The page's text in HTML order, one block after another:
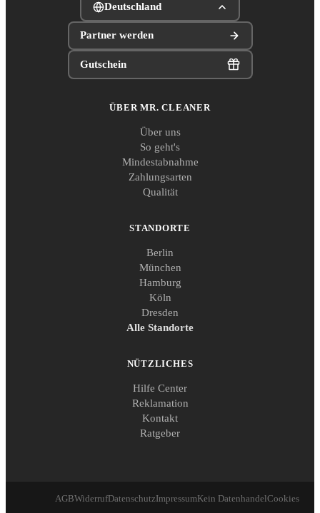
Deutschland
Partner werden
Gutschein
ÜBER MR. CLEANER
Über uns
So geht's
Mindestabnahme
Zahlungsarten
Qualität
STANDORTE
Berlin
München
Hamburg
Köln
Dresden
Alle Standorte
NÜTZLICHES
Hilfe Center
Reklamation
Kontakt
Ratgeber
AGBWiderrufDatenschutzImpressumKein DatenhandelCookies